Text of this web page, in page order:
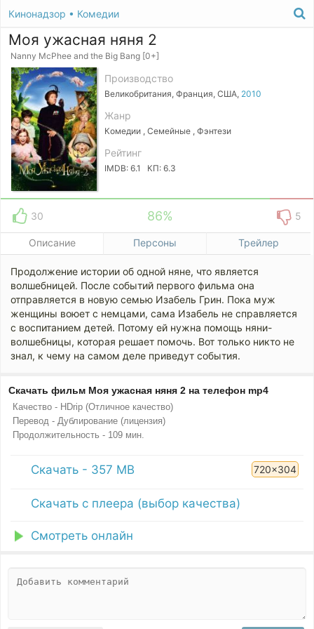
Кинонадзор • Комедии
Моя ужасная няня 2
Nanny McPhee and the Big Bang [0+]
Производство
Великобритания, Франция, США, 2010
Жанр
Комедии , Семейные , Фэнтези
Рейтинг
IMDB: 6.1 КП: 6.3
30 86% 5
Описание Персоны Трейлер
Продолжение истории об одной няне, что является
волшебницей. После событий первого фильма она
отправляется в новую семью Изабель Грин. Пока муж
женщины воюет с немцами, сама Изабель не справляется
с воспитанием детей. Потому ей нужна помощь няни-
волшебницы, которая решает помочь. Вот только никто не
знал, к чему на самом деле приведут события.
Скачать фильм Моя ужасная няня 2 на телефон mp4
Качество - HDrip (Отличное качество)
Перевод - Дублирование (лицензия)
Продолжительность - 109 мин.
Скачать - 357 MB 720x304
Скачать с плеера (выбор качества)
Смотреть онлайн